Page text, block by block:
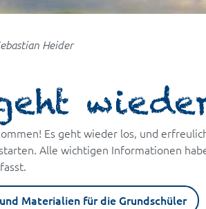
Heider
Es geht wieder los, und
Alle wichtigen Informationen
Materialien für die Grundschüler